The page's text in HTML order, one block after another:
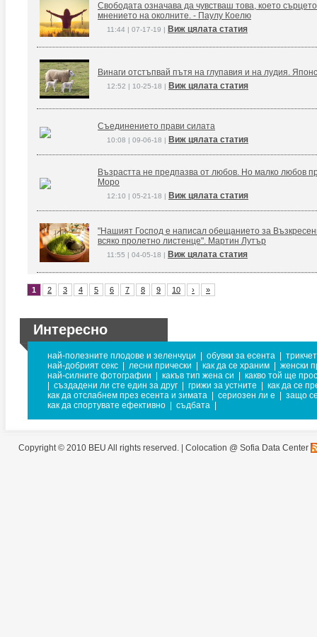
Свободата означава да чувстваш това, което
мнението на околните. - Паулу Коелю
11:44 | 07-17-19 | Виж цялата статия
Винаги отстъпвай пътя на глупавия и на лудия.
12:52 | 10-25-18 | Виж цялата статия
Съединението прави силата
10:08 | 09-06-18 | Виж цялата статия
Възрастта не предпазва от любов. Но малко любов
Моро
12:10 | 05-21-18 | Виж цялата статия
"Нашият Господ е написал обещанието за
всяко пролетно листенце". Мартин Лутър
11:55 | 04-05-18 | Виж цялата статия
1 2 3 4 5 6 7 8 9 10 › »
Интересно
най-полезните плодове и зеленчуци обувки за есента
най-добрият секс
лесни прически как да се храним
женски
най-силните фотографии
какъв тип жена си
какво той ще
създадени ли сте един за друг грижи за устните
как да се
как да отслабнем през есента и зимата
сериозен ли е
защо
как да спортувате ефективно
съдбата
Copyright © 2010 BEU All rights reserved. | Colocation @ Sofia Data Center